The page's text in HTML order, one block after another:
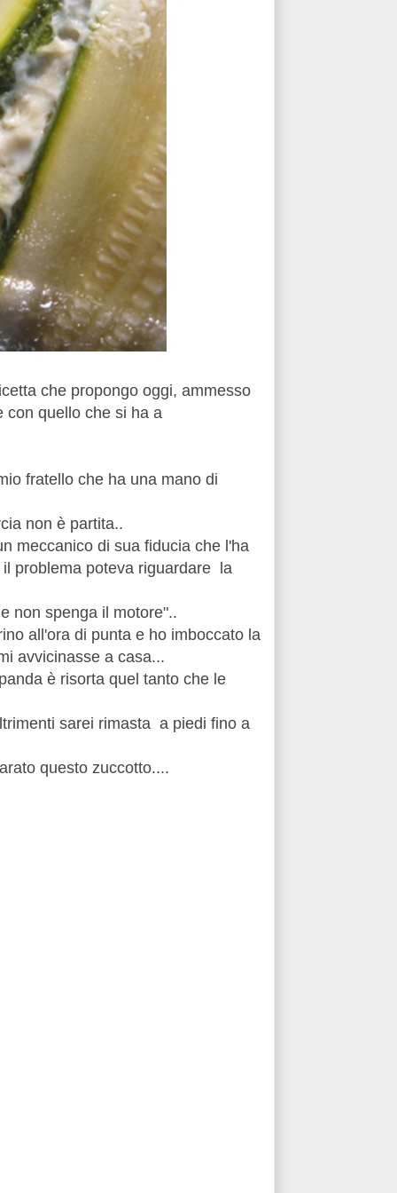
che propongo oggi, ammesso
con quello che si ha a
fratello che ha una mano di
non è partita..
meccanico di sua fiducia che l'ha
problema poteva riguardare la
non spenga il motore"..
all'ora di punta e ho imboccato la
avvicinasse a casa...
è risorta quel tanto che le
sarei rimasta a piedi fino a
questo zuccotto....